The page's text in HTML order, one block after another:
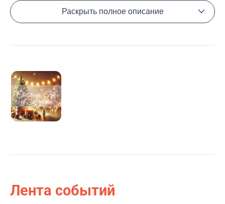
инициативе и вместе подарить частичку тепла тем,
кто особенно в этом нуждается.
Раскрыть полное описание
Лента событий